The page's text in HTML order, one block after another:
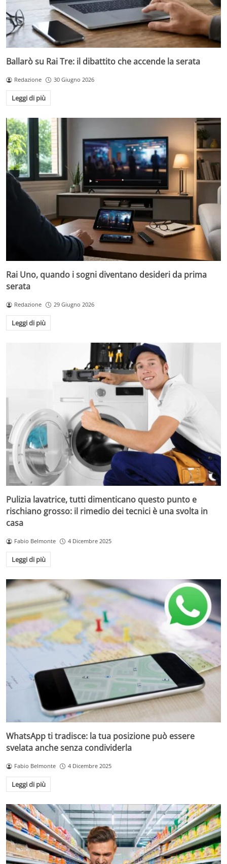
Ballarò su Rai Tre: il dibattito che accende la serata
Redazione 30 Giugno 2026
Leggi di più
Rai Uno, quando i sogni diventano desideri da prima
serata
Redazione 29 Giugno 2026
Leggi di più
Pulizia lavatrice, tutti dimenticano questo punto e
rischiano grosso: il rimedio dei tecnici è una svolta in
casa
Fabio Belmonte 4 Dicembre 2025
Leggi di più
WhatsApp ti tradisce: la tua posizione può essere
svelata anche senza condividerla
Fabio Belmonte 4 Dicembre 2025
Leggi di più